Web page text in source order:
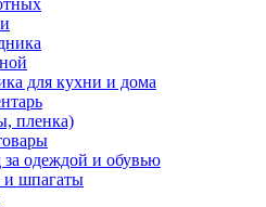
для кухни и дома
пленка)
одеждой и обувью
шпагаты